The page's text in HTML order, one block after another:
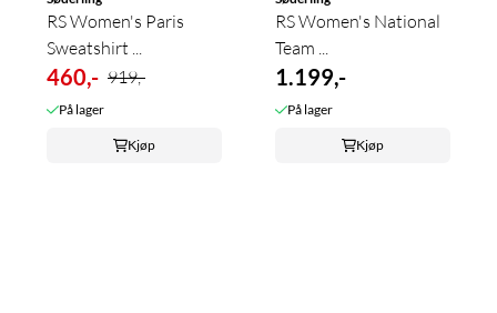
RS Women's Paris
Sweatshirt ...
460,- 919,-
På lager
Kjøp
RS Women's National
Team ...
1.199,-
På lager
Kjøp